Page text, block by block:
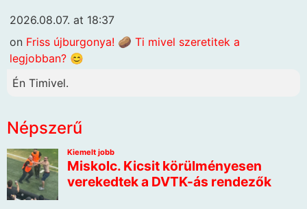
2026.08.07. at 18:37
on Friss újburgonya! 🥔 Ti mivel szeretitek a
legjobban? 😊
Én Timivel.
Népszerű